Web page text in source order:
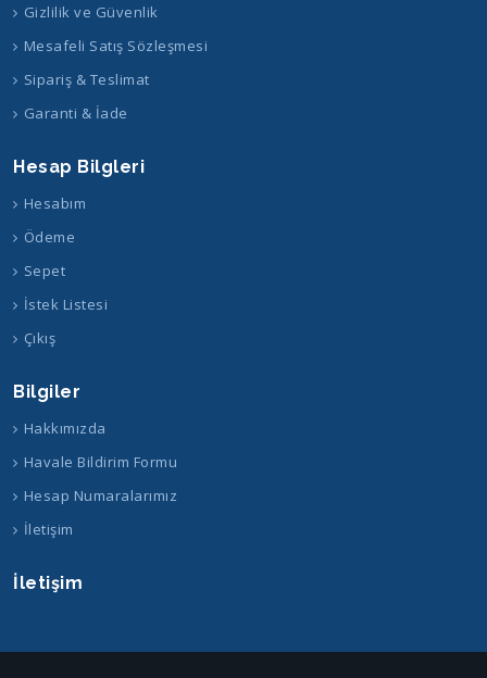
Gizlilik ve Güvenlik
Mesafeli Satış Sözleşmesi
Sipariş & Teslimat
Garanti & İade
Hesap Bilgleri
Hesabım
Ödeme
Sepet
İstek Listesi
Çıkış
Bilgiler
Hakkımızda
Havale Bildirim Formu
Hesap Numaralarımız
İletişim
İletişim